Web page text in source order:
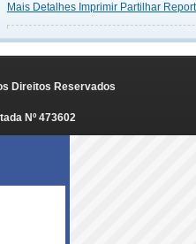
Mais Detalhes Imprimir Partilhar
Direitos Reservados
Nº 473602